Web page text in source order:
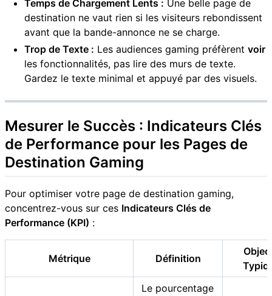
Temps de Chargement Lents : Une belle page de
destination ne vaut rien si les visiteurs rebondissent
avant que la bande-annonce ne se charge.
Trop de Texte : Les audiences gaming préfèrent voir
les fonctionnalités, pas lire des murs de texte.
Gardez le texte minimal et appuyé par des visuels.
Mesurer le Succès : Indicateurs Clés
de Performance pour les Pages de
Destination Gaming
Pour optimiser votre page de destination gaming,
concentrez-vous sur ces Indicateurs Clés de
Performance (KPI) :
Métrique Définition
Le pourcentage